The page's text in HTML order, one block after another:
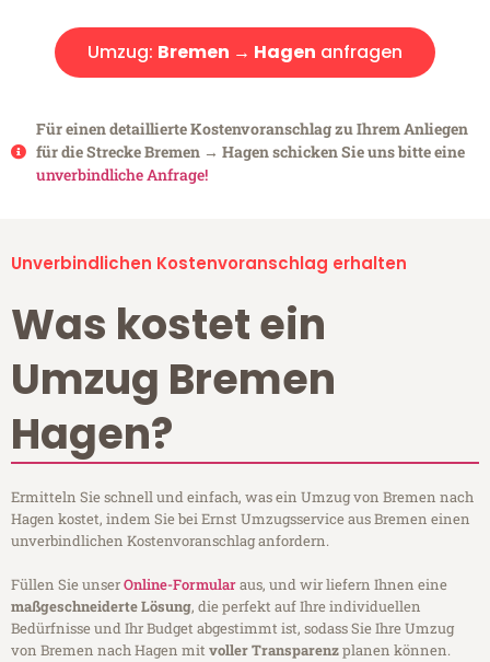
Umzug: Bremen → Hagen anfragen
Für einen detaillierte Kostenvoranschlag zu Ihrem Anliegen
für die Strecke Bremen → Hagen schicken Sie uns bitte eine
unverbindliche Anfrage!
Unverbindlichen Kostenvoranschlag erhalten
Was kostet ein
Umzug Bremen
Hagen?
Ermitteln Sie schnell und einfach, was ein Umzug von Bremen nach
Hagen kostet, indem Sie bei Ernst Umzugsservice aus Bremen einen
unverbindlichen Kostenvoranschlag anfordern.
Füllen Sie unserOnline-Formularaus, und wir liefern Ihnen eine
maßgeschneiderte Lösung, die perfekt auf Ihre individuellen
Bedürfnisse und Ihr Budget abgestimmt ist, sodass Sie Ihre Umzug
von Bremen nach Hagen mitvoller Transparenzplanen können.